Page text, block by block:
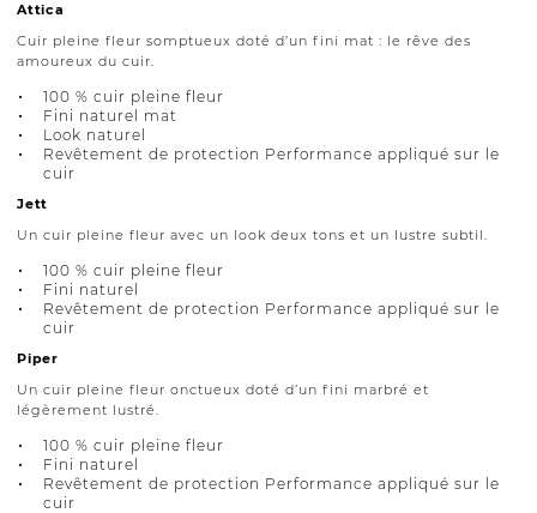
Attica
Cuir pleine fleur somptueux doté d’un fini mat : le rêve des
amoureux du cuir.
100 % cuir pleine fleur
Fini naturel mat
Look naturel
Revêtement de protection Performance appliqué sur le
cuir
Jett
Un cuir pleine fleur avec un look deux tons et un lustre subtil.
100 % cuir pleine fleur
Fini naturel
Revêtement de protection Performance appliqué sur le
cuir
Piper
Un cuir pleine fleur onctueux doté d’un fini marbré et
légèrement lustré.
100 % cuir pleine fleur
Fini naturel
Revêtement de protection Performance appliqué sur le
cuir